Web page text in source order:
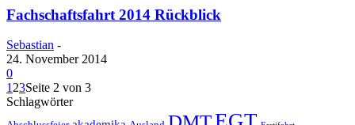
Fachschaftsfahrt 2014 Rückblick
Sebastian -
24. November 2014
0
1 23Seite 2 von 3
Schlagwörter